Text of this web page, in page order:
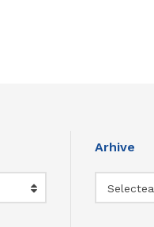
Arhive